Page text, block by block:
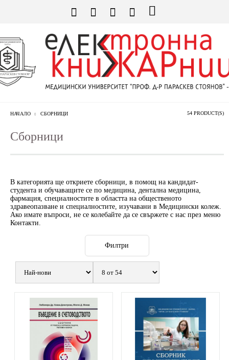
НАЧАЛО СБОРНИЦИ 54 PRODUCT(S)
Сборници
В категорията ще откриете сборници, в помощ на кандидат-
студента и обучаващите се по медицина, дентална медицина,
фармация, специалностите в областта на общественото
здравеопазване и специалностите, изучавани в Медицински колеж.
Ако имате въпроси, не се колебайте да се свържете с нас през меню
Контакти.
Филтри